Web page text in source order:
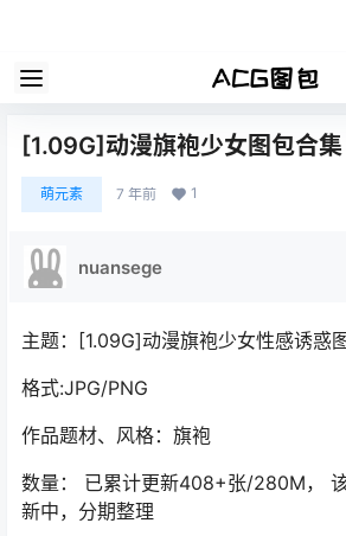
[1.09G]动漫旗袍少女图包合集
萌元素 7 年前 1
nuansege
主题：[1.09G]动漫旗袍少女性感诱惑
格式:JPG/PNG
作品题材、风格：旗袍
数量： 已累计更新408+张/280M，
新中，分期整理